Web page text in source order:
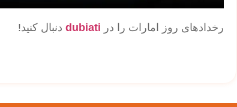
رخدادهای روز امارات را در dubiati دنبال کنید!